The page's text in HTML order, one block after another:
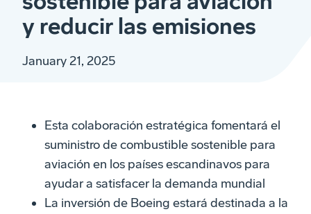
y reducir las emisiones
January 21, 2025
Esta colaboración estratégica fomentará el
suministro de combustible sostenible para
aviación en los países escandinavos para
ayudar a satisfacer la demanda mundial
La inversión de Boeing estará destinada a la